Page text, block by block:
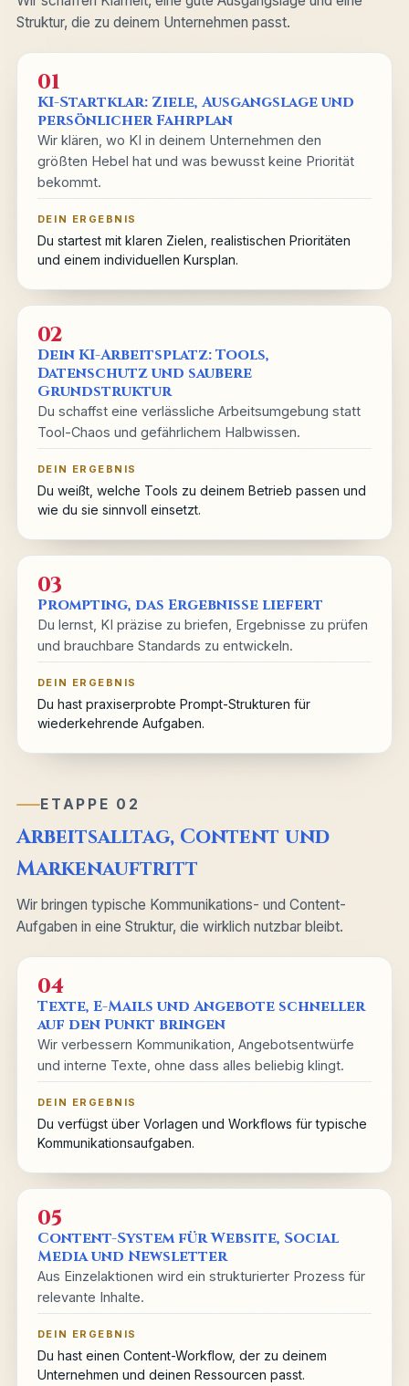
Struktur, die zu deinem Unternehmen passt.
01
KI-Startklar: Ziele, Ausgangslage und
persönlicher Fahrplan
Wir klären, wo KI in deinem Unternehmen den
größten Hebel hat und was bewusst keine Priorität
bekommt.
DEIN ERGEBNIS
Du startest mit klaren Zielen, realistischen Prioritäten
und einem individuellen Kursplan.
02
Dein KI-Arbeitsplatz: Tools,
Datenschutz und saubere
Grundstruktur
Du schaffst eine verlässliche Arbeitsumgebung statt
Tool-Chaos und gefährlichem Halbwissen.
DEIN ERGEBNIS
Du weißt, welche Tools zu deinem Betrieb passen und
wie du sie sinnvoll einsetzt.
03
Prompting, das Ergebnisse liefert
Du lernst, KI präzise zu briefen, Ergebnisse zu prüfen
und brauchbare Standards zu entwickeln.
DEIN ERGEBNIS
Du hast praxiserprobte Prompt-Strukturen für
wiederkehrende Aufgaben.
ETAPPE 02
Arbeitsalltag, Content und
Markenauftritt
Wir bringen typische Kommunikations- und Content-
Aufgaben in eine Struktur, die wirklich nutzbar bleibt.
04
Texte, E-Mails und Angebote schneller
auf den Punkt bringen
Wir verbessern Kommunikation, Angebotsentwürfe
und interne Texte, ohne dass alles beliebig klingt.
DEIN ERGEBNIS
Du verfügst über Vorlagen und Workflows für typische
Kommunikationsaufgaben.
05
Content-System für Website, Social
Media und Newsletter
Aus Einzelaktionen wird ein strukturierter Prozess für
relevante Inhalte.
DEIN ERGEBNIS
Du hast einen Content-Workflow, der zu deinem
Unternehmen und deinen Ressourcen passt.